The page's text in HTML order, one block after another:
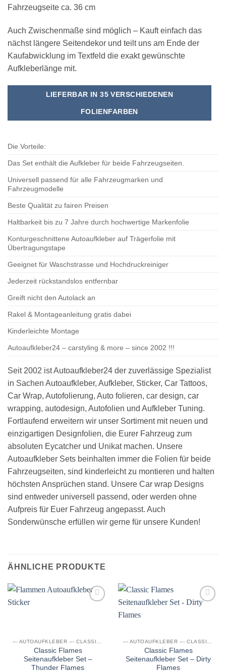
Fahrzeugseite ca. 36 cm
Auch Zwischenmaße sind möglich – Kauft einfach das
nächst längere Seitendekor und teilt uns am Ende der
Kaufabwicklung im Textfeld die exakt gewünschte
Aufkleberlänge mit.
LIEFERBAR IN 35 VERSCHIEDENEN
FOLIENFARBEN
Die Vorteile:
Das Set enthält die Aufkleber für beide Fahrzeugseiten.
Universell passend für alle Fahrzeugmarken und
Fahrzeugmodelle
Beste Qualität zu fairen Preisen
Haltbarkeit bis zu 7 Jahre durch hochwertige Markenfolie
Konturgeschnittene Autoaufkleber auf Trägerfolie mit
Übertragungstape
Geeignet für Waschstrasse und Hochdruckreiniger
Jederzeit rückstandslos entfernbar
Greift nicht den Autolack an
Rakel & Montageanleitung gratis dabei
Kinderleichte Montage
Autoaufkleber24 – carstyling & more – since 2002 !!!
Seit 2002 ist Autoaufkleber24 der zuverlässige Spezialist
in Sachen Autoaufkleber, Aufkleber, Sticker, Car Tattoos,
Car Wrap, Autofolierung, Auto folieren, car design, car
wrapping, autodesign, Autofolien und Aufkleber Tuning.
Fortlaufend erweitern wir unser Sortiment mit neuen und
einzigartigen Designfolien, die Eurer Fahrzeug zum
absoluten Eycatcher und Unikat machen. Unsere
Autoaufkleber Sets beinhalten immer die Folien für beide
Fahrzeugseiten, sind kinderleicht zu montieren und halten
höchsten Ansprüchen stand. Unsere Car wrap Designs
sind entweder universell passend, oder werden ohne
Aufpreis für Euer Fahrzeug angepasst. Auch
Sonderwünsche erfüllen wir gerne für unsere Kunden!
ÄHNLICHE PRODUKTE
Classic Flames
Seitenaufkleber Set –
Thunder Flames
Auf die
Classic Flames
Seitenaufkleber Set – Dirty
Flames